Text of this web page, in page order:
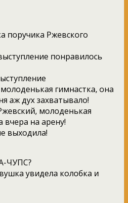
поручика Ржевского
понравилось
гимнастка, она
аж дух захватывало!
молоденькая
вчера на арену!
выходила!
ЧУПС?
увидела колобка и